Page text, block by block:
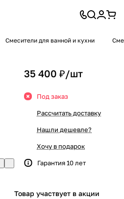
Смесители для ванной и кухни
35 400 ₽/шт
Под заказ
Рассчитать доставку
Нашли дешевле?
Хочу в подарок
Гарантия 10 лет
Товар участвует в акции